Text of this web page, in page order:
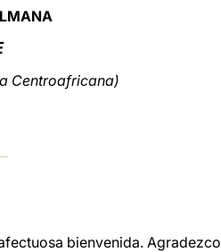
Centroafricana)
bienvenida. Agradezco